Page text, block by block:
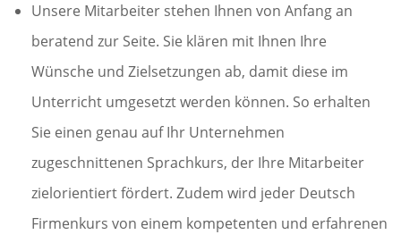
Unsere Mitarbeiter stehen Ihnen von Anfang an
beratend zur Seite. Sie klären mit Ihnen Ihre
Wünsche und Zielsetzungen ab, damit diese im
Unterricht umgesetzt werden können. So erhalten
Sie einen genau auf Ihr Unternehmen
zugeschnittenen Sprachkurs, der Ihre Mitarbeiter
zielorientiert fördert. Zudem wird jeder Deutsch
Firmenkurs von einem kompetenten und erfahrenen